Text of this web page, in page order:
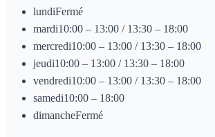
lundiFermé
mardi10:00 – 13:00 / 13:30 – 18:00
mercredi10:00 – 13:00 / 13:30 – 18:00
jeudi10:00 – 13:00 / 13:30 – 18:00
vendredi10:00 – 13:00 / 13:30 – 18:00
samedi10:00 – 18:00
dimancheFermé